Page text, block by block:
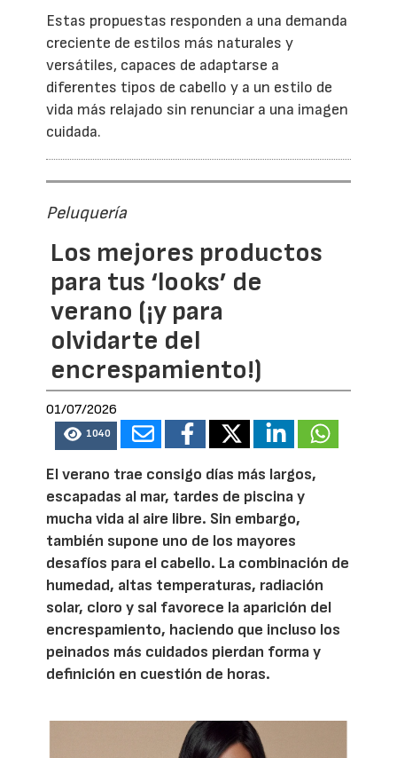
Estas propuestas responden a una demanda
creciente de estilos más naturales y
versátiles, capaces de adaptarse a
diferentes tipos de cabello y a un estilo de
vida más relajado sin renunciar a una imagen
cuidada.
Peluquería
Los mejores productos
para tus ‘looks’ de
verano (¡y para
olvidarte del
encrespamiento!)
01/07/2026
1040
El verano trae consigo días más largos,
escapadas al mar, tardes de piscina y
mucha vida al aire libre. Sin embargo,
también supone uno de los mayores
desafíos para el cabello. La combinación de
humedad, altas temperaturas, radiación
solar, cloro y sal favorece la aparición del
encrespamiento, haciendo que incluso los
peinados más cuidados pierdan forma y
definición en cuestión de horas.